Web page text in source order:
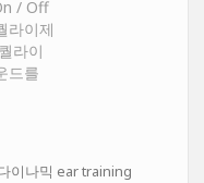
/ Off
라이제
라이
드를
이나믹 ear training